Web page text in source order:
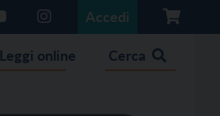
Accedi
Leggi online Cerca